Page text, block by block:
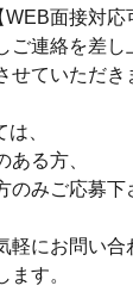
面接対応
連絡を差し
ていただき
、
ある方、
のみご応募下
軽にお問い合
ます。